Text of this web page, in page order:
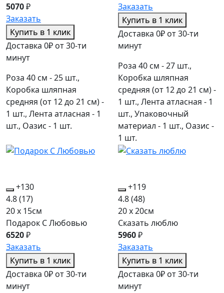
5070₽
Заказать
Купить в 1 клик
Доставка 0₽ от 30-ти
минут
Роза 40 см - 25 шт.,
Коробка шляпная
средняя (от 12 до 21 см) -
1 шт., Лента атласная - 1
шт., Оазис - 1 шт.
Заказать
Купить в 1 клик
Доставка 0₽ от 30-ти
минут
Роза 40 см - 27 шт.,
Коробка шляпная
средняя (от 12 до 21 см) -
1 шт., Лента атласная - 1
шт., Упаковочный
материал - 1 шт., Оазис -
1 шт.
+130
4.8(17)
20 x 15см
Подарок С Любовью
6520₽
Заказать
Купить в 1 клик
Доставка 0₽ от 30-ти
минут
+119
4.8(48)
20 x 20см
Сказать люблю
5960₽
Заказать
Купить в 1 клик
Доставка 0₽ от 30-ти
минут